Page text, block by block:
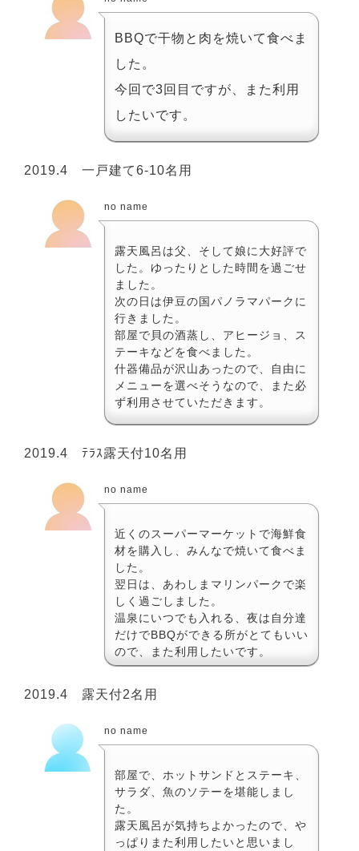
BBQで干物と肉を焼いて食べま
した。
今回で3回目ですが、また利用
したいです。
2019.4 一戸建て6-10名用
no name
露天風呂は父、そして娘に大好評で
した。ゆったりとした時間を過ごせ
ました。
次の日は伊豆の国パノラマパークに
行きました。
部屋で貝の酒蒸し、アヒージョ、ス
テーキなどを食べました。
什器備品が沢山あったので、自由に
メニューを選べそうなので、また必
ず利用させていただきます。
2019.4 ﾃﾗｽ露天付10名用
no name
近くのスーパーマーケットで海鮮食
材を購入し、みんなで焼いて食べま
した。
翌日は、あわしまマリンパークで楽
しく過ごしました。
温泉にいつでも入れる、夜は自分達
だけでBBQができる所がとてもいい
ので、また利用したいです。
2019.4 露天付2名用
no name
部屋で、ホットサンドとステーキ、
サラダ、魚のソテーを堪能しまし
た。
露天風呂が気持ちよかったので、や
っぱりまた利用したいと思いまし